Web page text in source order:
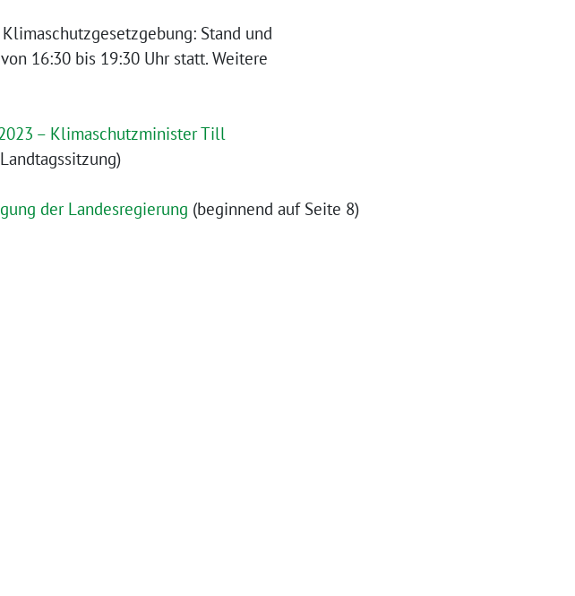
Stand und
16:30 bis 19:30 Uhr statt. Weitere
– Klimaschutzminister Till
der Landesregierung (beginnend auf Seite 8)